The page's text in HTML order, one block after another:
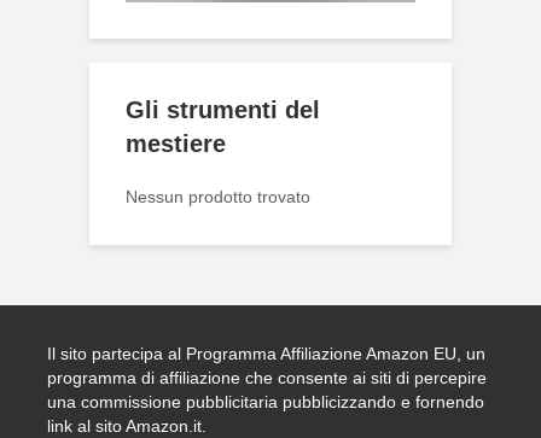
Gli strumenti del
mestiere
Nessun prodotto trovato
Il sito partecipa al Programma Affiliazione Amazon EU, un
programma di affiliazione che consente ai siti di percepire
una commissione pubblicitaria pubblicizzando e fornendo
link al sito Amazon.it.